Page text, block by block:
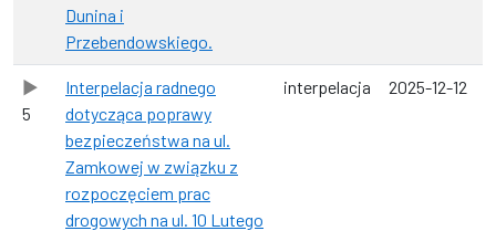
Dunina i
Przebendowskiego.
5
Interpelacja radnego
dotycząca poprawy
bezpieczeństwa na ul.
Zamkowej w związku z
rozpoczęciem prac
drogowych na ul. 10 Lutego
interpelacja 2025-12-12